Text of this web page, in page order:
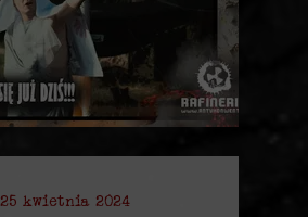
25 kwietnia 2024